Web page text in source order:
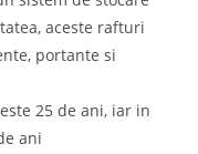
aceste rafturi
portante si
25 de ani, iar in
ani